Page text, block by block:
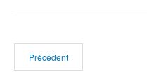
Précédent